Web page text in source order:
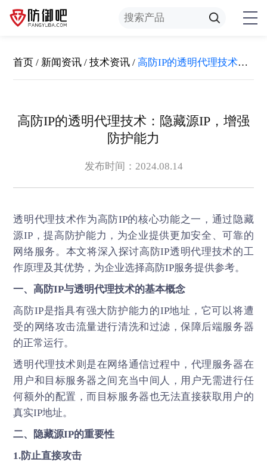
首页 / 新闻资讯 /技术资讯 /高防IP的透明代理技术：隐藏源IP，增强防护能力
高防IP的透明代理技术：隐藏源IP，增强
防护能力
发布时间：2024.08.14
透明代理技术作为高防IP的核心功能之一，通过隐藏
源IP，提高防护能力，为企业提供更加安全、可靠的
网络服务。本文将深入探讨高防IP透明代理技术的工
作原理及其优势，为企业选择高防IP服务提供参考。
一、高防IP与透明代理技术的基本概念
高防IP是指具有强大防护能力的IP地址，它可以将遭
受的网络攻击流量进行清洗和过滤，保障后端服务器
的正常运行。
透明代理技术则是在网络通信过程中，代理服务器在
用户和目标服务器之间充当中间人，用户无需进行任
何额外的配置，而目标服务器也无法直接获取用户的
真实IP地址。
二、隐藏源IP的重要性
1.防止直接攻击